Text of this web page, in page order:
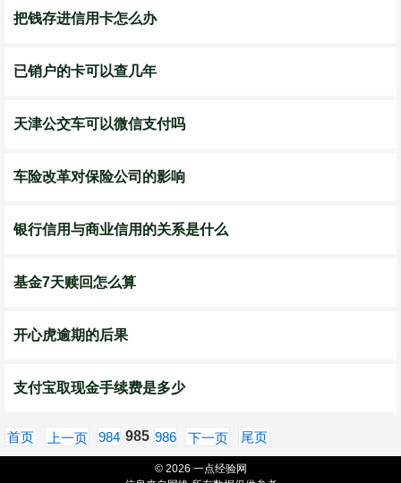
把钱存进信用卡怎么办
已销户的卡可以查几年
天津公交车可以微信支付吗
车险改革对保险公司的影响
银行信用与商业信用的关系是什么
基金7天赎回怎么算
开心虎逾期的后果
支付宝取现金手续费是多少
首页 上一页 984 985 986 下一页 尾页
© 2026 一点经验网